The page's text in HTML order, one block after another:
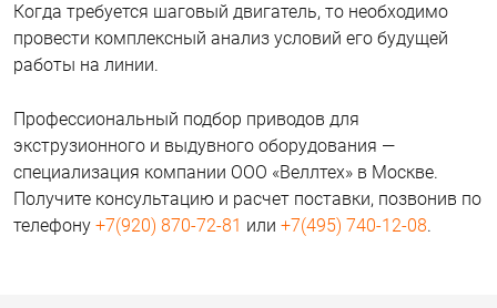
Когда требуется шаговый двигатель, то необходимо
провести комплексный анализ условий его будущей
работы на линии.
Профессиональный подбор приводов для
экструзионного и выдувного оборудования —
специализация компании ООО «Веллтех» в Москве.
Получите консультацию и расчет поставки, позвонив по
телефону +7(920) 870-72-81 или +7(495) 740-12-08.